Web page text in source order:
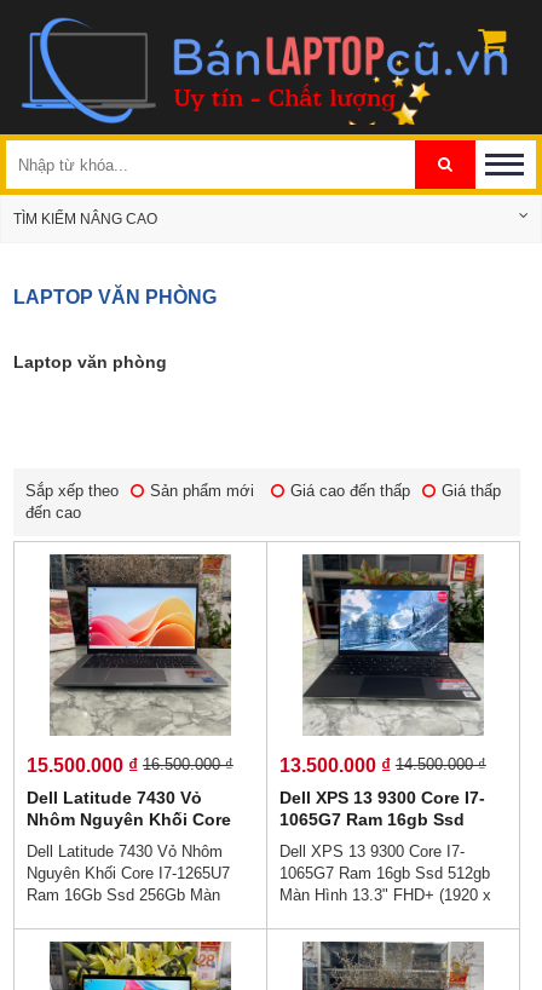
TÌM KIẾM NÂNG CAO
LAPTOP VĂN PHÒNG
Laptop văn phòng
Sắp xếp theo Sản phẩm mới Giá cao đến thấp
Giá thấp
đến cao
15.500.000 ₫ 16.500.000 ₫
Dell Latitude 7430 Vỏ
Nhôm Nguyên Khối Core
I7-1265U7 Ram 16Gb Ssd
256Gb Màn Hình 14.0''Inch
Fhd IPS Touch
Dell Latitude 7430 Vỏ Nhôm
Nguyên Khối Core I7-1265U7
Ram 16Gb Ssd 256Gb Màn
👉Giá : 15.500.000 vnđ💵💯Trả
Góp Không Cần Trả Trước👉
Trả Góp Dễ Dàng Bằng Căn
13.500.000 ₫ 14.500.000 ₫
Dell XPS 13 9300 Core I7-
1065G7 Ram 16gb Ssd
512gb Màn Hình 13.3"
FHD+ (1920 x 1200)
Dell XPS 13 9300 Core I7-
1065G7 Ram 16gb Ssd 512gb
Màn Hình 13.3" FHD+ (1920 x
Trả Góp Ko Cần Trả Trước👉
Đủ 18 Tuổi Trả Góp Bằng Căn
Cước Công Dân (Ko Gọi Người